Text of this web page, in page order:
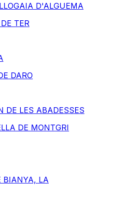
D'ALGUEMA
TER
DARO
DE LES ABADESSES
DE MONTGRI
BIANYA, LA